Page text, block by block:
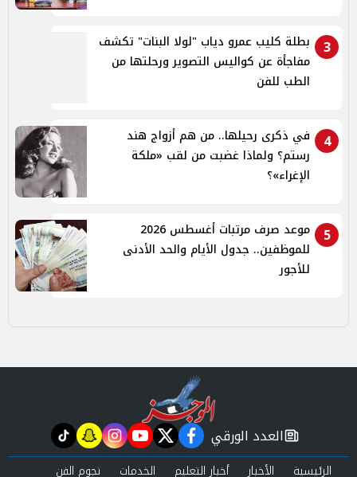
3
بطلة كليب عمرو دياب "لولا البنات" تكشف
مفاجأة عن كواليس التصوير ورحلتها من
الطب للفن
4
في ذكرى رحيلها.. من هم أزواج هند
رستم؟ ولماذا غضبت من لقب «ملكة
الإغراء»؟
5
موعد صرف مرتبات أغسطس 2026
للموظفين.. جدول الأيام والحد الأدنى
للأجور
newspaper
العدد الورقي facebook
twitter
youtube
instagram
snapchat
tiktok
الرئيسية الأخبار أخبار التعليم الخدمات نجوم الفن